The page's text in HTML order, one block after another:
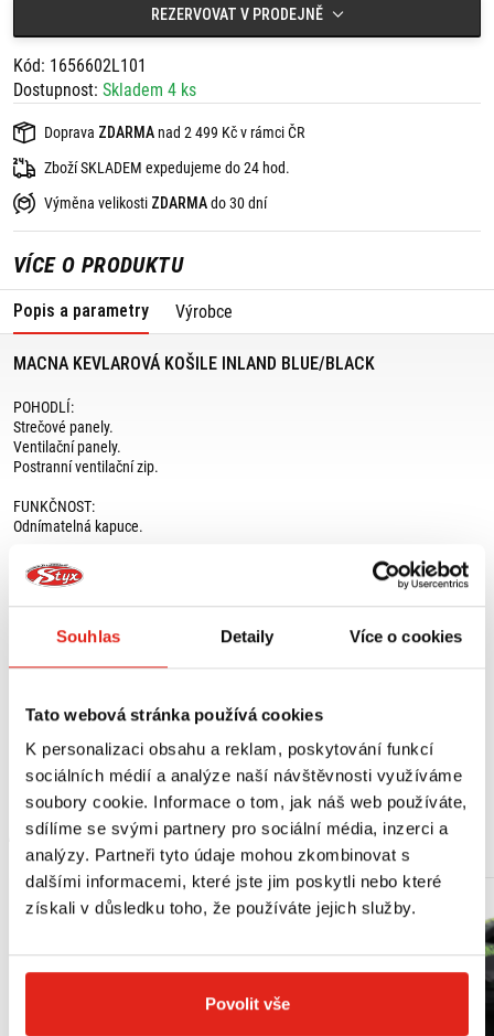
Souhlas Detaily Více o cookies
Tato webová stránka používá cookies
K personalizaci obsahu a reklam, poskytování funkcí
sociálních médií a analýze naší návštěvnosti využíváme
soubory cookie. Informace o tom, jak náš web používáte,
sdílíme se svými partnery pro sociální média, inzerci a
analýzy. Partneři tyto údaje mohou zkombinovat s
dalšími informacemi, které jste jim poskytli nebo které
získali v důsledku toho, že používáte jejich služby.
Povolit vše
Poutko na zavěšení.REZERVOVAT V PRODEJNĚ
Kód: 1656602L101
Dostupnost: Skladem 4 ks
Doprava ZDARMA nad 2 499 Kč v rámci ČR
Zboží SKLADEM expedujeme do 24 hod.
Výměna velikosti ZDARMAdo 30 dní
VÍCE O PRODUKTU
Popis a parametry Výrobce
MACNA KEVLAROVÁ KOŠILE INLAND BLUE/BLACK
POHODLÍ:
Strečové panely.
Ventilační panely.
Postranní ventilační zip.
FUNKČNOST:
Odnímatelná kapuce.
BEZPEČNOST:
Aramidová výztuž.
Připraveno pro chránič zad.
Ochrana proti zápachu.
Ochrana na ramenech.
TECHNOLOGIE:
Smyčka k připevnění na opasek.
Poutko na zavěšení.
Vhodná na léto.
Zobrazit více
MOHLO BY SE VÁM LÍBIT